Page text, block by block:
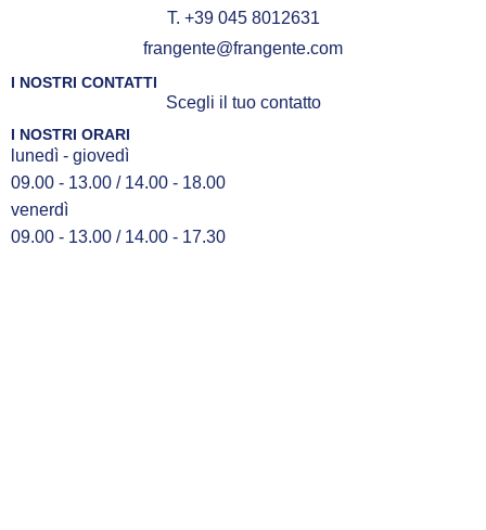
T. +39 045 8012631
frangente@frangente.com
I NOSTRI CONTATTI
Scegli il tuo contatto
I NOSTRI ORARI
lunedì - giovedì
09.00 - 13.00 / 14.00 - 18.00
venerdì
09.00 - 13.00 / 14.00 - 17.30